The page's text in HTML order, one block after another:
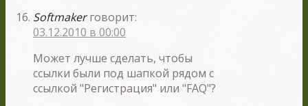
Softmaker говорит:
03.12.2010 в 00:00
Может лучше сделать, чтобы
ссылки были под шапкой рядом с
ссылкой "Регистрация" или "FAQ"?